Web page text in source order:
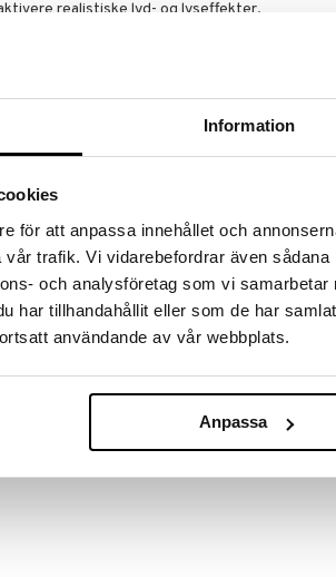
Information
för att anpassa innehållet och
trafik. Vi vidarebefordrar även
och analysföretag som vi
har tillhandahållit eller som de har
användande av vår webbplats.
Anpassa
realistiske lyd- og lyseffekter.